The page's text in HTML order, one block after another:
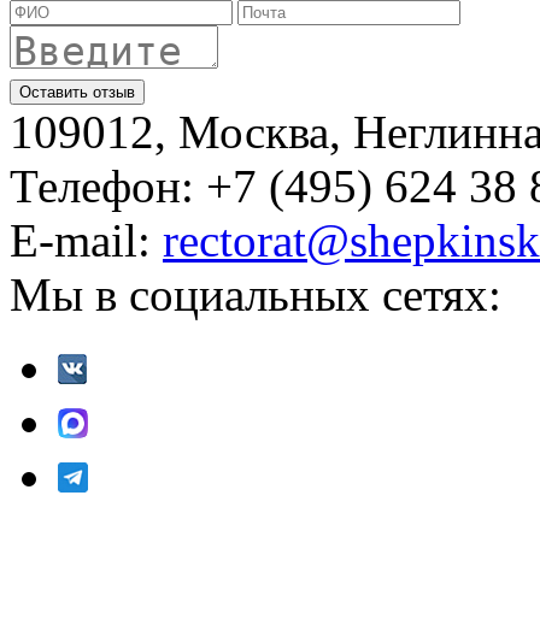
109012, Москва,
Телефон: +7 (495) 624 38
E-mail:
Мы в социальных сетях: